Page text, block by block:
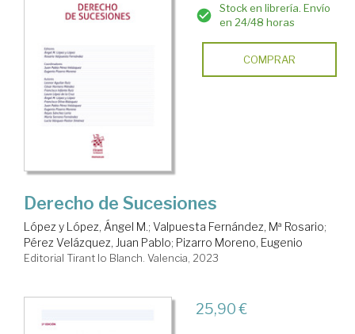
Stock en librería. Envío
en 24/48 horas
COMPRAR
Derecho de Sucesiones
López y López, Ángel M.; Valpuesta Fernández, Mª Rosario;
Pérez Velázquez, Juan Pablo; Pizarro Moreno, Eugenio
Editorial Tirant lo Blanch. Valencia, 2023
25,90 €